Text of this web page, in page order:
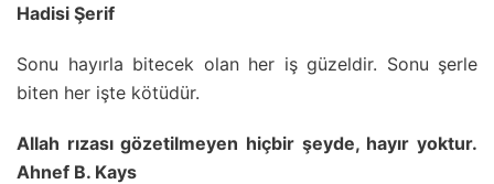
Hadisi Şerif
Sonu hayırla bitecek olan her iş güzeldir. Sonu şerle
biten her işte kötüdür.
Allah rızası gözetilmeyen hiçbir şeyde, hayır yoktur.
Ahnef B. Kays